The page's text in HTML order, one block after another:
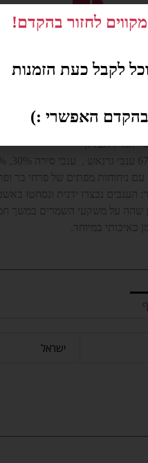
הגליל העליון
עם ניחוחות מפתים של פרחי בר
הענבים נבצרו ידנית ונסחטו
שהה על משקעי השמרים במשך
כאיכותי במיוחד.
ישראל
מקווים לחזור בהקדם!
לקבל כעת הזמנות
בהקדם האפשרי :)